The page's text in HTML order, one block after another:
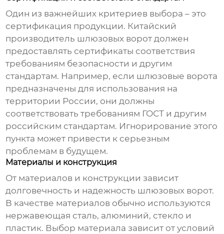
Один из важнейших критериев выбора – это
сертификация продукции. Китайский
производитель шлюзовых ворот должен
предоставлять сертификаты соответствия
требованиям безопасности и другим
стандартам. Например, если шлюзовые ворота
предназначены для использования на
территории России, они должны
соответствовать требованиям ГОСТ и другим
российским стандартам. Игнорирование этого
пункта может привести к серьезным
проблемам в будущем.
Материалы и конструкция
От материалов и конструкции зависит
долговечность и надежность шлюзовых ворот.
В качестве материалов обычно используются
нержавеющая сталь, алюминий, стекло и
пластик. Выбор материала зависит от условий